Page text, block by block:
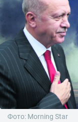
Фото: Morning Star